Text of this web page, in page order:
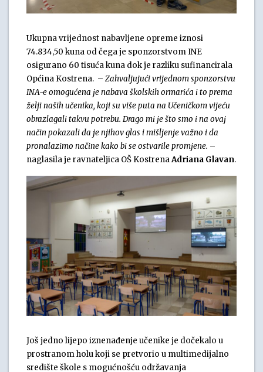
Ukupna vrijednost nabavljene opreme iznosi
74.834,50 kuna od čega je sponzorstvom INE
osigurano 60 tisuća kuna dok je razliku sufinancirala
Općina Kostrena. – Zahvaljujući vrijednom sponzorstvu
INA-e omogućena je nabava školskih ormarića i to prema
želji naših učenika, koji su više puta na Učeničkom vijeću
obrazlagali takvu potrebu. Drago mi je što smo i na ovaj
način pokazali da je njihov glas i mišljenje važno i da
pronalazimo načine kako bi se ostvarile promjene. –
naglasila je ravnateljica OŠ KostrenaAdriana Glavan.
Još jedno lijepo iznenađenje učenike je dočekalo u
prostranom holu koji se pretvorio u multimedijalno
središte škole s mogućnošću održavanja